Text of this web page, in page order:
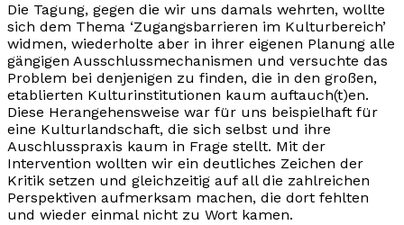
Die Tagung, gegen die wir uns damals wehrten, wollte
sich dem Thema ‘Zugangsbarrieren im Kulturbereich’
widmen, wiederholte aber in ihrer eigenen Planung alle
gängigen Ausschlussmechanismen und versuchte das
Problem bei denjenigen zu finden, die in den großen,
etablierten Kulturinstitutionen kaum auftauch(t)en.
Diese Herangehensweise war für uns beispielhaft für
eine Kulturlandschaft, die sich selbst und ihre
Auschlusspraxis kaum in Frage stellt. Mit der
Intervention wollten wir ein deutliches Zeichen der
Kritik setzen und gleichzeitig auf all die zahlreichen
Perspektiven aufmerksam machen, die dort fehlten
und wieder einmal nicht zu Wort kamen.